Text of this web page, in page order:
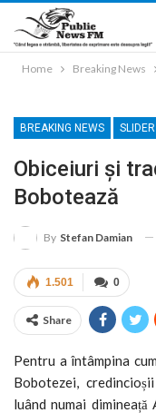
Home Breaking News
BREAKING NEWS SLIDER
Obiceiuri și
Bobotează
By Stefan Damian
0
1.501
Share
Pentru a întâmpina
Bobotezei,
luând numai